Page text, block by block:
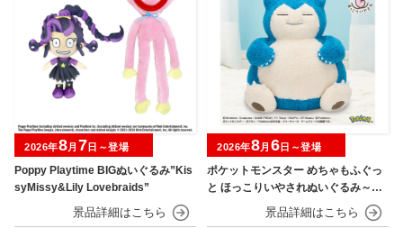
Poppy Playtime BIGぬいぐるみ”Kis
syMissy&Lily Lovebraids”
2026年8月 7日～登場
ポケットモンスター めちゃもふぐっ
と ほっこりいやされぬいぐるみ～カ
2026年8月 6日～登場